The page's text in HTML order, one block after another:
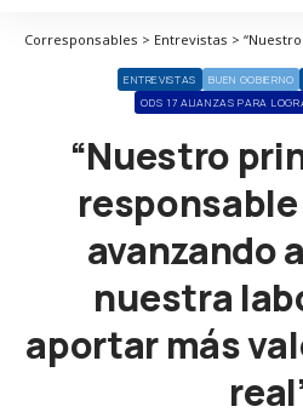
ENTREVISTAS BUEN GOBIERNO
ODS 17 ALIANZAS PARA
“Nuestro
avanzando
nuestra
aportar más